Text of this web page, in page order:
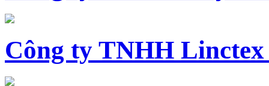
Công ty TNHH Linctex